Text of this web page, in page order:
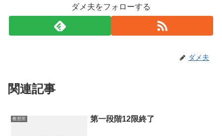
ダメ夫をフォローする
ダメ夫
関連記事
教習所 第一段階12限終了